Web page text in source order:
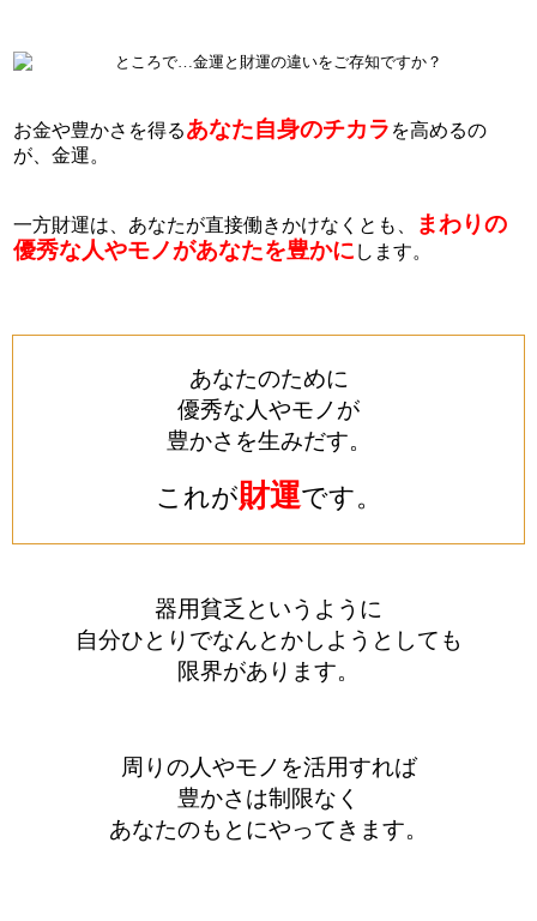
お金や豊かさを得るあなた自身のチカラ を高めるの
が、金運。
一方財運は、あなたが直接働きかけなくとも、
まわりの
優秀な人やモノがあなたを豊かに します。
あなたのために
優秀な人やモノが
豊かさを生みだす。
これが財運です。
器用貧乏というように
自分ひとりでなんとかしようとしても
限界があります。
周りの人やモノを活用すれば
豊かさは制限なく
あなたのもとにやってきます。